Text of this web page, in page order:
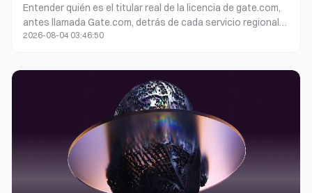
Entender quién es el titular real de la licencia de gate.com,
antes llamada Gate.com, detrás de cada servicio regional
es esencial antes de que operes un solo token. En esta
en las que operan y el impacto que estas licencias tienen
para ti como usuario o socio institucional.
2026-08-04 03:46:50